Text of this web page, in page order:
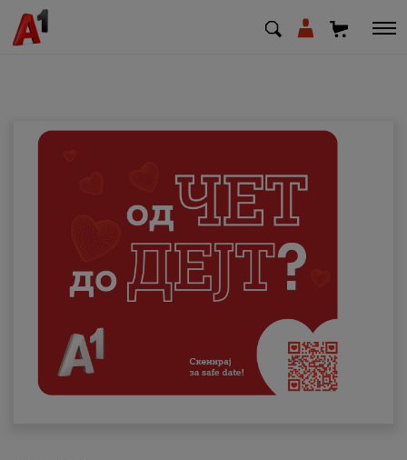
Деловни
Поддршка
Надополни кредит
Плати сметка